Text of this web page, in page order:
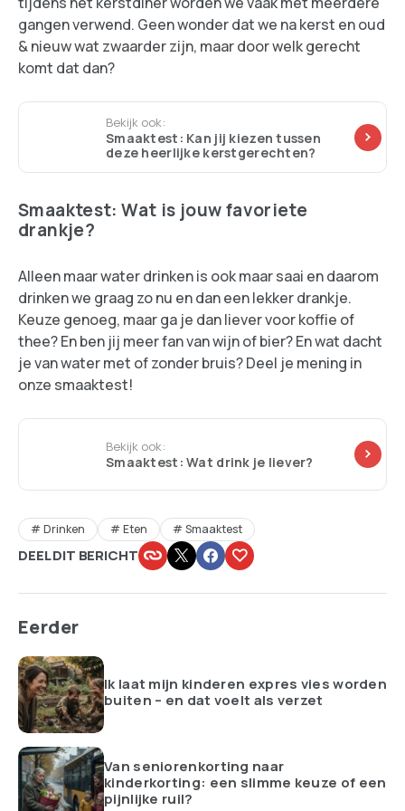
gangen verwend. Geen wonder dat we na kerst en oud
& nieuw wat zwaarder zijn, maar door welk gerecht
komt dat dan?
Bekijk ook:
Smaaktest: Kan jij kiezen tussen
deze heerlijke kerstgerechten?
Smaaktest: Wat is jouw favoriete
drankje?
Alleen maar water drinken is ook maar saai en daarom
drinken we graag zo nu en dan een lekker drankje.
Keuze genoeg, maar ga je dan liever voor koffie of
thee? En ben jij meer fan van wijn of bier? En wat dacht
je van water met of zonder bruis? Deel je mening in
onze smaaktest!
Bekijk ook:
Smaaktest: Wat drink je liever?
Drinken Eten Smaaktest
DEEL DIT BERICHT
Eerder
Ik laat mijn kinderen expres vies worden
buiten – en dat voelt als verzet
Van seniorenkorting naar
kinderkorting: een slimme keuze of een
pijnlijke ruil?